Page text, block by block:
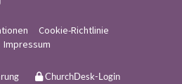
Cookie-Richtlinie
Impressum
ChurchDesk-Login